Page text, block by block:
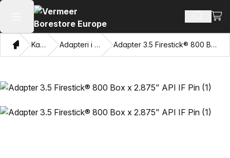
Otvori glavni meni Pretraži
Dom Katalog Adapteri i vučne oči Adapter 3.5 Firestick® 800 Box x 2.875" API IF Pin